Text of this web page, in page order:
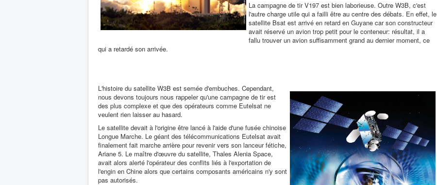
La campagne de tir V197 est bien laborieuse. Outre W3B, c'est
l'autre charge utile qui a failli être au centre des débats. En effet, le
satellite Bsat est arrivé en retard en Guyane car son constructeur
avait réservé un avion trop petit pour le conteneur: résultat, il a
fallu trouver un avion suffisamment grand au dernier moment, ce
qui a retardé son arrivée.
L'histoire du satellite W3B est semée d'embuches. Cependant,
nous devons toujours nous rappeler qu'une campagne de tir est
des plus complexe et que des opérateurs comme Eutelsat ne
veulent rien laisser au hasard.
Le satellite devait à l'origine être lancé à l'aide d'une fusée chinoise
Longue Marche. Le géant des télécommunications Eutelsat avait
finalement fait marche arrière pour revenir vers son lanceur fétiche,
Ariane 5. Le maître d'œuvre du satellite, Thales Alenia Space,
avait alors alerté l'opérateur des conflits liés à l'exportation de
l'engin en Chine alors que certains composants américains n'y sont
pas autorisés.